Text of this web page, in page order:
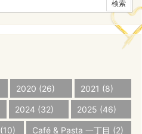
2020 (26) 2021 (8)
2024 (32) 2025 (46)
(10) Café & Pasta 一丁目 (2)